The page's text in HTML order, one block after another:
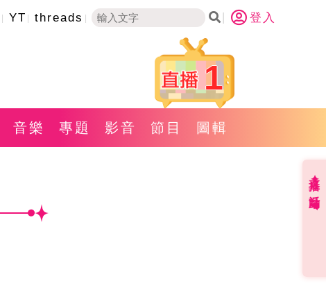
YT threads 登入
1
音樂 專題 影音 節目 圖輯
直播✦活動